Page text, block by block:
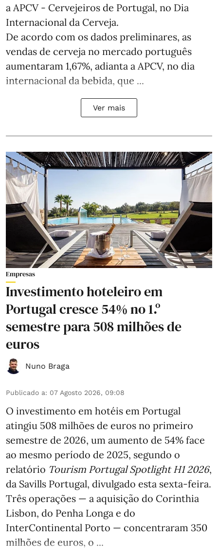
a APCV - Cervejeiros de Portugal, no Dia
Internacional da Cerveja.
De acordo com os dados preliminares, as
vendas de cerveja no mercado português
aumentaram 1,67%, adianta a APCV, no dia
internacional da bebida, que ...
Ver mais
Empresas
Investimento hoteleiro em
Portugal cresce 54% no 1.º
semestre para 508 milhões de
euros
Nuno Braga
Publicado a: 07 Agosto 2026, 09:08
O investimento em hotéis em Portugal
atingiu 508 milhões de euros no primeiro
semestre de 2026, um aumento de 54% face
ao mesmo período de 2025, segundo o
relatório Tourism Portugal Spotlight H1 2026,
da Savills Portugal, divulgado esta sexta-feira.
Três operações — a aquisição do Corinthia
Lisbon, do Penha Longa e do
InterContinental Porto — concentraram 350
milhões de euros, o ...